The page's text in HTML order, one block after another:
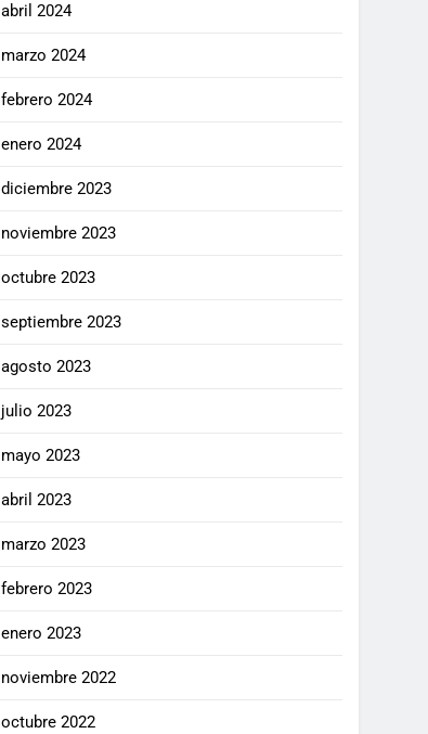
abril 2024
marzo 2024
febrero 2024
enero 2024
diciembre 2023
noviembre 2023
octubre 2023
septiembre 2023
agosto 2023
julio 2023
mayo 2023
abril 2023
marzo 2023
febrero 2023
enero 2023
noviembre 2022
octubre 2022